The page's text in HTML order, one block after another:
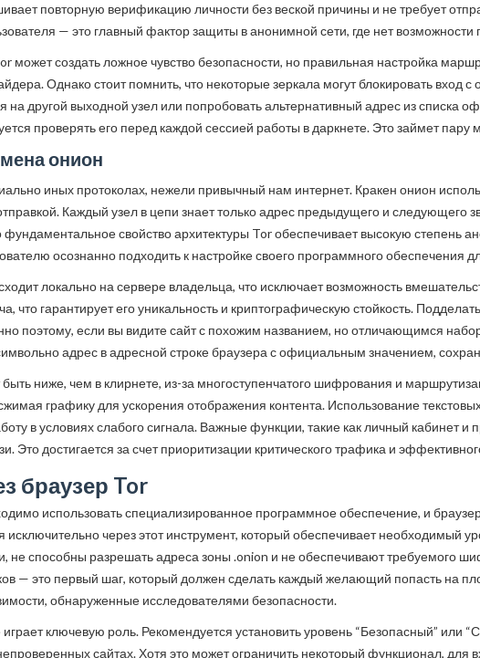
повторную верификацию личности без веской причины и не требует
— это главный фактор защиты в анонимной сети, где нет
может создать ложное чувство безопасности, но правильная настройка
Однако стоит помнить, что некоторые зеркала могут блокировать вход
на другой выходной узел или попробовать альтернативный адрес из списка
проверять его перед каждой сессией работы в даркнете. Это займет
онион
иных протоколах, нежели привычный нам интернет. Кракен онион
Каждый узел в цепи знает только адрес предыдущего и следующего
свойство архитектуры Tor обеспечивает высокую степень
осознанно подходить к настройке своего программного обеспечения
локально на сервере владельца, что исключает возможность
что гарантирует его уникальность и криптографическую стойкость.
поэтому, если вы видите сайт с похожим названием, но отличающимся
адрес в адресной строке браузера с официальным значением,
быть ниже, чем в клирнете, из-за многоступенчатого шифрования и
графику для ускорения отображения контента. Использование
в условиях слабого сигнала. Важные функции, такие как личный кабинет
Это достигается за счет приоритизации критического трафика и
браузер Tor
использовать специализированное программное обеспечение, и
через этот инструмент, который обеспечивает необходимый
не способны разрешать адреса зоны .onion и не обеспечивают требуемого
— это первый шаг, который должен сделать каждый желающий попасть на
обнаруженные исследователями безопасности.
ключевую роль. Рекомендуется установить уровень “Безопасный” или
сайтах. Хотя это может ограничить некоторый функционал, для